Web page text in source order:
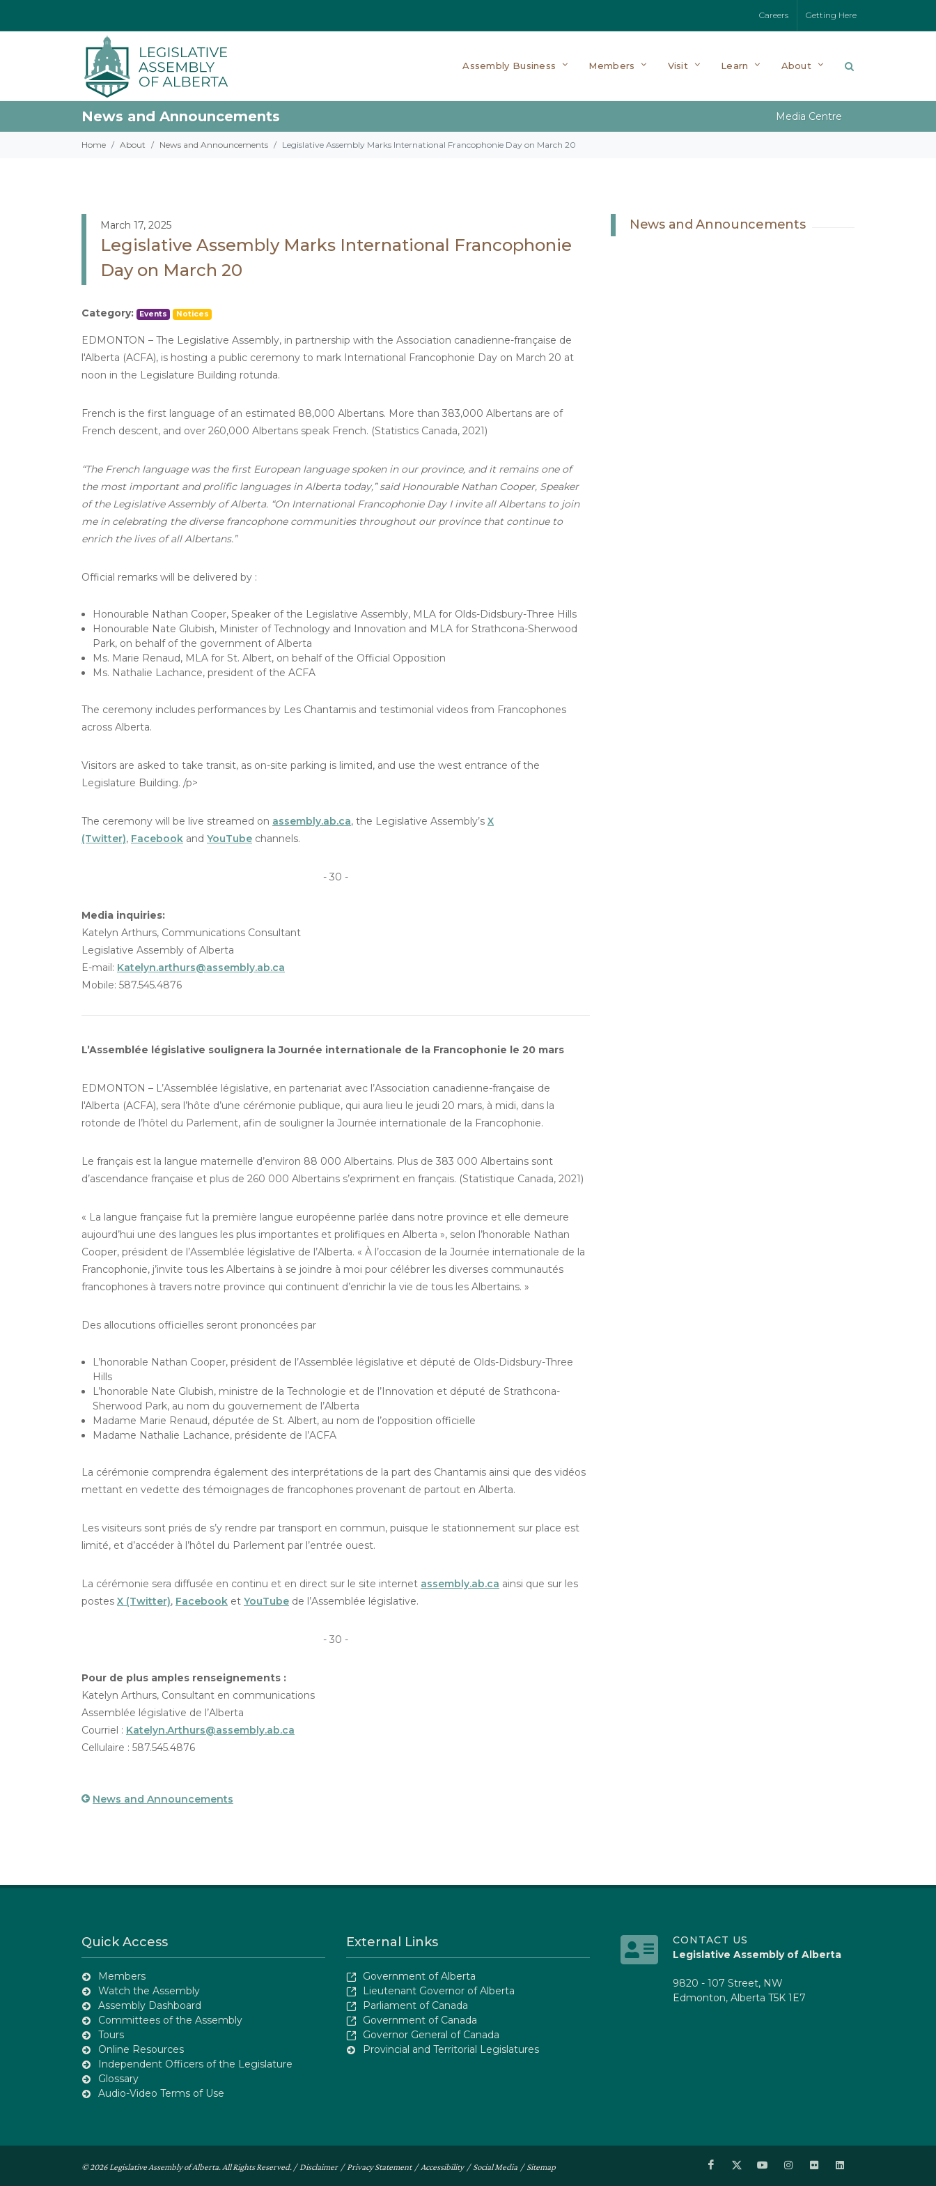
Careers Getting Here
Assembly Business Members Visit Learn About
News and Announcements Media Centre
Home About News and Announcements Legislative Assembly Marks International Francophonie Day on March 20
March 17, 2025
Legislative Assembly Marks International Francophonie
Day on March 20
Category: Events Notices
EDMONTON – The Legislative Assembly, in partnership with the Association canadienne-française de
l'Alberta (ACFA), is hosting a public ceremony to mark International Francophonie Day on March 20 at
noon in the Legislature Building rotunda.
French is the first language of an estimated 88,000 Albertans. More than 383,000 Albertans are of
French descent, and over 260,000 Albertans speak French. (Statistics Canada, 2021)
“The French language was the first European language spoken in our province, and it remains one of
the most important and prolific languages in Alberta today,” said Honourable Nathan Cooper, Speaker
of the Legislative Assembly of Alberta. “On International Francophonie Day I invite all Albertans to join
me in celebrating the diverse francophone communities throughout our province that continue to
enrich the lives of all Albertans.”
Official remarks will be delivered by :
Honourable Nathan Cooper, Speaker of the Legislative Assembly, MLA for Olds-Didsbury-Three Hills
Honourable Nate Glubish, Minister of Technology and Innovation and MLA for Strathcona-Sherwood
Park, on behalf of the government of Alberta
Ms. Marie Renaud, MLA for St. Albert, on behalf of the Official Opposition
Ms. Nathalie Lachance, president of the ACFA
The ceremony includes performances by Les Chantamis and testimonial videos from Francophones
across Alberta.
Visitors are asked to take transit, as on-site parking is limited, and use the west entrance of the
Legislature Building. /p>
The ceremony will be live streamed on assembly.ab.ca, the Legislative Assembly’s X
(Twitter), Facebook and YouTube channels.
- 30 -
Media inquiries:
Katelyn Arthurs, Communications Consultant
Legislative Assembly of Alberta
E-mail: Katelyn.arthurs@assembly.ab.ca
Mobile: 587.545.4876
L’Assemblée législative soulignera la Journée internationale de la Francophonie le 20 mars
EDMONTON – L’Assemblée législative, en partenariat avec l’Association canadienne-française de
l'Alberta (ACFA), sera l’hôte d’une cérémonie publique, qui aura lieu le jeudi 20 mars, à midi, dans la
rotonde de l’hôtel du Parlement, afin de souligner la Journée internationale de la Francophonie.
Le français est la langue maternelle d’environ 88 000 Albertains. Plus de 383 000 Albertains sont
d’ascendance française et plus de 260 000 Albertains s’expriment en français. (Statistique Canada, 2021)
« La langue française fut la première langue européenne parlée dans notre province et elle demeure
aujourd’hui une des langues les plus importantes et prolifiques en Alberta », selon l’honorable Nathan
Cooper, président de l’Assemblée législative de l’Alberta. « À l’occasion de la Journée internationale de la
Francophonie, j’invite tous les Albertains à se joindre à moi pour célébrer les diverses communautés
francophones à travers notre province qui continuent d’enrichir la vie de tous les Albertains. »
Des allocutions officielles seront prononcées par
L’honorable Nathan Cooper, président de l’Assemblée législative et député de Olds-Didsbury-Three
Hills
L’honorable Nate Glubish, ministre de la Technologie et de l’Innovation et député de Strathcona-
Sherwood Park, au nom du gouvernement de l’Alberta
Madame Marie Renaud, députée de St. Albert, au nom de l’opposition officielle
Madame Nathalie Lachance, présidente de l’ACFA
La cérémonie comprendra également des interprétations de la part des Chantamis ainsi que des vidéos
mettant en vedette des témoignages de francophones provenant de partout en Alberta.
Les visiteurs sont priés de s’y rendre par transport en commun, puisque le stationnement sur place est
limité, et d’accéder à l’hôtel du Parlement par l’entrée ouest.
La cérémonie sera diffusée en continu et en direct sur le site internet assembly.ab.ca ainsi que sur les
postes X (Twitter), Facebook et YouTube de l’Assemblée législative.
- 30 -
Pour de plus amples renseignements :
Katelyn Arthurs, Consultant en communications
Assemblée législative de l’Alberta
Courriel : Katelyn.Arthurs@assembly.ab.ca
Cellulaire : 587.545.4876
News and Announcements
News and Announcements
Quick Access
Members
Watch the Assembly
Assembly Dashboard
Committees of the Assembly
Tours
Online Resources
Independent Officers of the Legislature
Glossary
Audio-Video Terms of Use
External Links
Government of Alberta
Lieutenant Governor of Alberta
Parliament of Canada
Government of Canada
Governor General of Canada
Provincial and Territorial Legislatures
CONTACT US
Legislative Assembly of Alberta
9820 - 107 Street, NW
Edmonton, Alberta T5K 1E7
© 2026 Legislative Assembly of Alberta. All Rights Reserved. / Disclaimer/ Privacy Statement/ Accessibility/ Social Media / Sitemap